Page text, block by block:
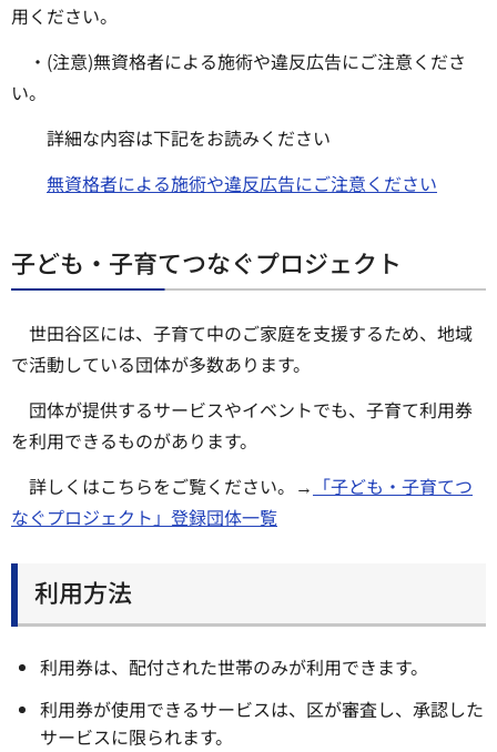
用ください。
・(注意)無資格者による施術や違反広告にご注意くださ
い。
詳細な内容は下記をお読みください
無資格者による施術や違反広告にご注意ください
子ども・子育てつなぐプロジェクト
世田谷区には、子育て中のご家庭を支援するため、地域
で活動している団体が多数あります。
団体が提供するサービスやイベントでも、子育て利用券
を利用できるものがあります。
詳しくはこちらをご覧ください。→ 「子ども・子育てつ
なぐプロジェクト」登録団体一覧
利用方法
利用券は、配付された世帯のみが利用できます。
利用券が使用できるサービスは、区が審査し、承認した
サービスに限られます。